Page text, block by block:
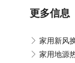
更多信息
家用新风
家用地源